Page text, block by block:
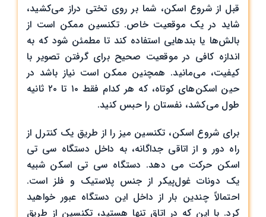
قبل از شروع اسکن، شما بر روی تختی دراز می‌کشید،
شاید در یک موقعیت خاص. تکنسین ممکن است از
بالش‌ها یا بندهایی استفاده کند تا مطمئن شود که به
اندازه کافی در موقعیت صحیح برای گرفتن تصویر با
کیفیت، می‌مانید. همچنین ممکن است نیاز باشد در
حین اسکن‌های کوتاه، که هر کدام فقط ۱۰ تا ۲۰ ثانیه
طول می‌کشد، نفستان را حبس کنید.
برای شروع اسکن، تکنسین میز را از طریق یک کنترل از
راه دور و از اتاقی جداگانه، به داخل دستگاه سی تی
اسکن حرکت می دهد. دستگاه سی تی اسکن شبیه
یک دونات غول‌پیکر از جنس پلاستیک و فلز است.
احتمالاً چندین بار از داخل این دستگاه عبور خواهید
کرد. با این که در اتاق تنها هستید، تکنسین از طریق